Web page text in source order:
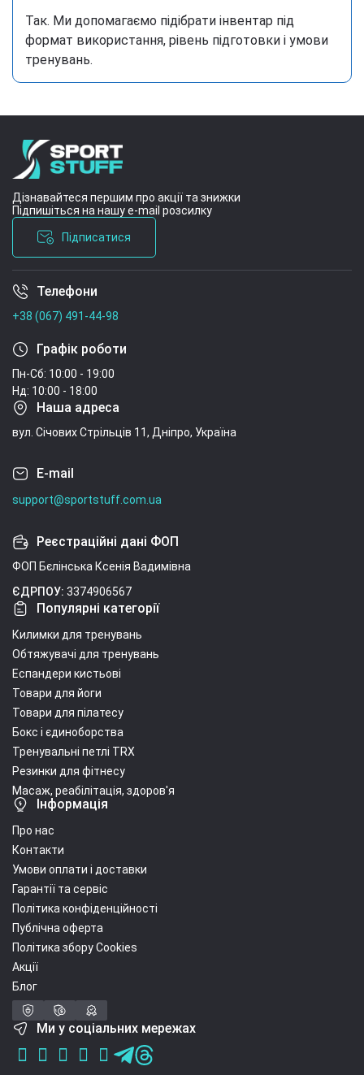
Так. Ми допомагаємо підібрати інвентар під
формат використання, рівень підготовки і умови
тренувань.
Дізнавайтеся першим про акції та знижки
Підпишіться на нашу e-mail розсилку
Підписатися
Умови угоди
Телефони
+38 (067) 491-44-98
Графік роботи
Пн-Сб: 10:00 - 19:00
Нд: 10:00 - 18:00
Наша адреса
вул. Січових Стрільців 11, Дніпро, Україна
E-mail
support@sportstuff.com.ua
Реєстраційні дані ФОП
ФОП Бєлінська Ксенія Вадимівна
ЄДРПОУ: 3374906567
Популярні категорії
Килимки для тренувань
Обтяжувачі для тренувань
Еспандери кистьові
Товари для йоги
Товари для пілатесу
Бокс і єдиноборства
Тренувальні петлі TRX
Резинки для фітнесу
Масаж, реабілітація, здоров'я
Інформація
Про нас
Контакти
Умови оплати і доставки
Гарантії та сервіс
Політика конфіденційності
Публічна оферта
Політика збору Cookies
Акції
Блог
Ми у соціальних мережах